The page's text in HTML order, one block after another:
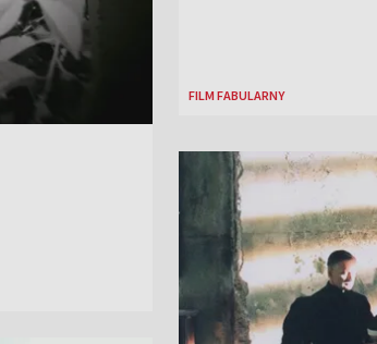
FILM FABULARNY